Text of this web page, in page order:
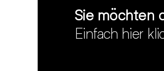
Sie möchten
Einfach hier